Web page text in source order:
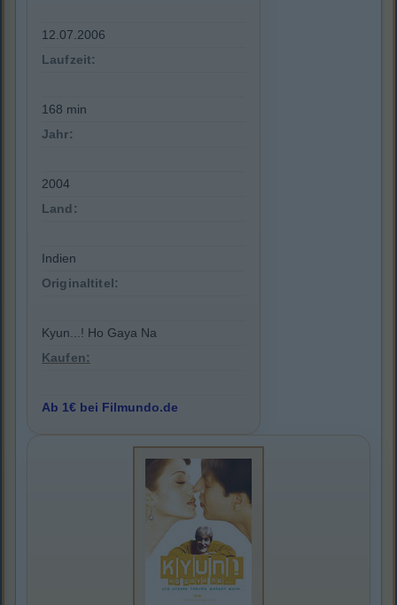
12.07.2006
Laufzeit:
168 min
Jahr:
2004
Land:
Indien
Originaltitel:
Kyun...! Ho Gaya Na
Kaufen:
Ab 1€ bei Filmundo.de